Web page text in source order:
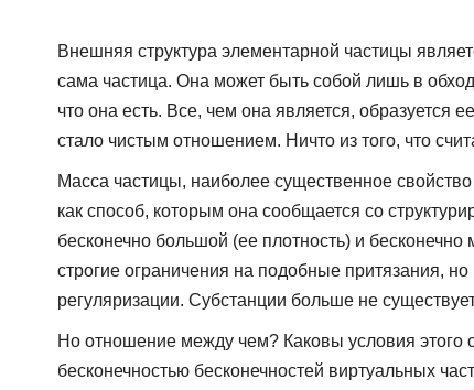
Внешняя структура элементарной частицы
сама частица. Она может быть собой лишь в обход
что она есть. Все, чем она является, образуется
стало чистым отношением. Ничто из того, что
Масса частицы, наиболее существенное
как способ, которым она сообщается со
бесконечно большой (ее плотность) и
строгие ограничения на подобные притязания,
регуляризации. Субстанции больше не
Но отношение между чем? Каковы условия этого
бесконечностью бесконечностей виртуальных